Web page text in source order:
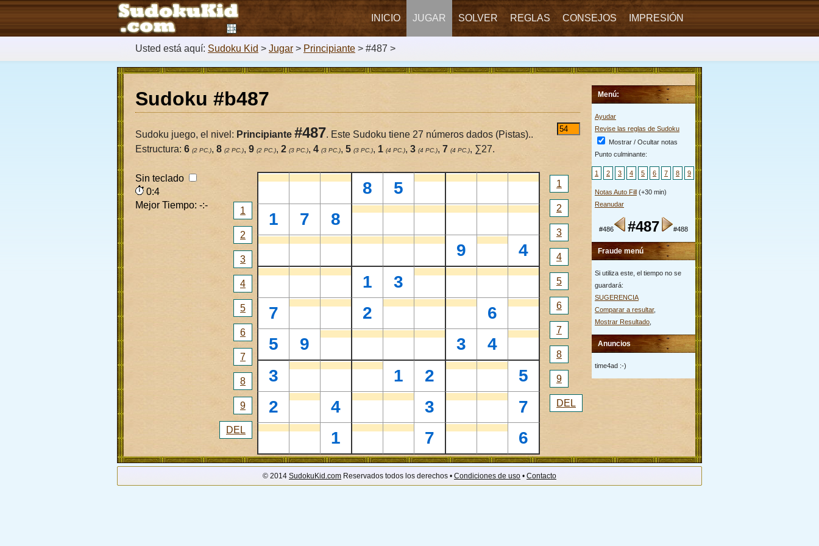
INICIO JUGAR SOLVER REGLAS CONSEJOS IMPRESIÓN
Usted está aquí: Sudoku Kid > Jugar > Principiante > #487 >
Sudoku #b487
Sudoku juego, el nivel: Principiante #487. Este Sudoku tiene 27 números dados (Pistas)..
Estructura: 6 (2 PC.), 8 (2 PC.), 9 (2 PC.), 2 (3 PC.), 4 (3 PC.), 5 (3 PC.), 1 (4 PC.), 3 (4 PC.), 7 (4 PC.), ∑27.
Sin teclado
0:5
Mejor Tiempo: -:-
1
2
3
4
5
6
7
8
9
DEL
1
2
3
4
5
6
7
8
9
DEL
8
5
1
7
8
9
4
1
3
7
2
6
5
9 3
4
3
1 2
5
2
4 3
7
1
7 6
Menú:
Ayudar
Revise las reglas de Sudoku
Mostrar / Ocultar notas
Punto culminante:
1 2 3 4 5 6 7 8 9
Notas Auto Fill (+30 min)
Reanudar
#486 #487 #488
Fraude menú
Si utiliza este, el tiempo no se
guardará:
SUGERENCIA
Comparar a resultar,
Mostrar Resultado
Anuncios
time4ad :-)
© 2014 SudokuKid.com Reservados todos los derechos • Condiciones de uso • Contacto